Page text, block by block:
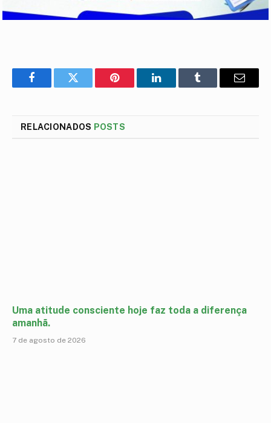
FacebookTwitter Pinterest LinkedInTumblr
E-
RELACIONADOS POSTS
Uma atitude consciente hoje faz toda a diferença
amanhã.
7 de agosto de 2026